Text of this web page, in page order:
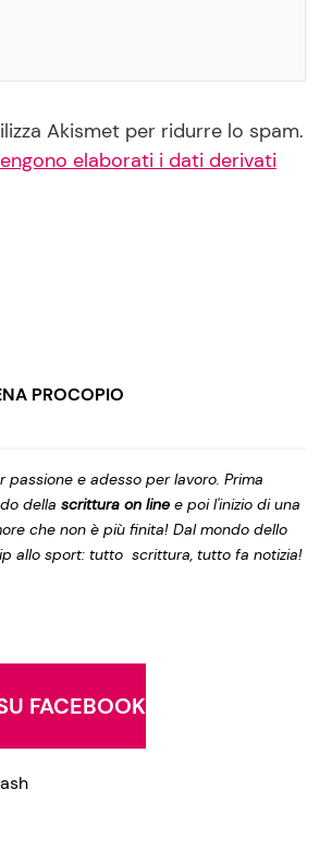
Akismet per ridurre lo spam.
elaborati i dati derivati
PROCOPIO
passione e adesso per lavoro. Prima
della scrittura on line e poi l'inizio di una
che non è più finita! Dal mondo dello
allo sport: tutto scrittura, tutto fa notizia!
FACEBOOK